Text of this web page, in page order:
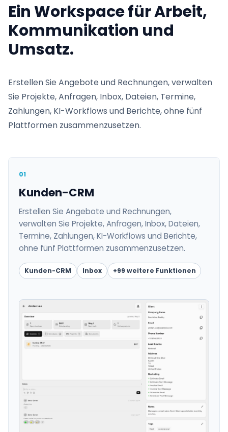
Ein Workspace für Arbeit,
Kommunikation und
Umsatz.
Erstellen Sie Angebote und Rechnungen, verwalten
Sie Projekte, Anfragen, Inbox, Dateien, Termine,
Zahlungen, KI-Workflows und Berichte, ohne fünf
Plattformen zusammenzusetzen.
01
Kunden-CRM
Erstellen Sie Angebote und Rechnungen,
verwalten Sie Projekte, Anfragen, Inbox, Dateien,
Termine, Zahlungen, KI-Workflows und Berichte,
ohne fünf Plattformen zusammenzusetzen.
Kunden-CRM Inbox +99 weitere Funktionen